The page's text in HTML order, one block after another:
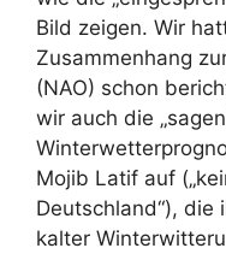
Bild zeigen. Wir
Zusammenhang
(NAO) schon
wir auch die
Mojib Latif auf
Deutschland“), die
kalter